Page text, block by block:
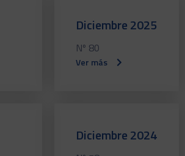
Diciembre 2025
Nº 80
Ver más
Diciembre 2024